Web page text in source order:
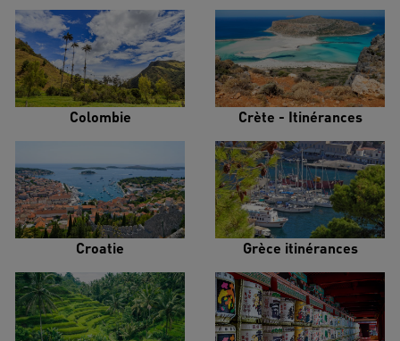
Colombie Crète - Itinérances
Croatie Grèce itinérances